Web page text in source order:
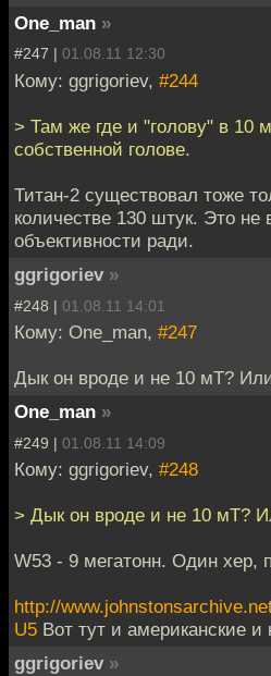
One_man »
#247 | 01.08.11 12:30
Кому: ggrigoriev, #244
> Там же где и "голову" в 10
собственной голове.
Титан-2 существовал тоже
количестве 130 штук. Это
объективности ради.
ggrigoriev »
#248 | 01.08.11 14:01
Кому: One_man, #247
Дык он вроде и не 10 мТ?
One_man »
#249 | 01.08.11 14:09
Кому: ggrigoriev, #248
> Дык он вроде и не 10 мТ?
W53 - 9 мегатонн. Один хер,
http://
U5 Вот тут и американские
ggrigoriev »